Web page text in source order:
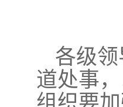
各级
道处事